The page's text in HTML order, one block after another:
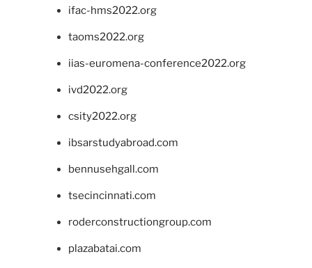
ifac-hms2022.org
taoms2022.org
iias-euromena-conference2022.org
ivd2022.org
csity2022.org
ibsarstudyabroad.com
bennusehgall.com
tsecincinnati.com
roderconstructiongroup.com
plazabatai.com